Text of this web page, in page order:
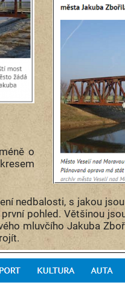
o
nedbalosti, s jakou
pohled. Většinou
mluvčího Jakuba